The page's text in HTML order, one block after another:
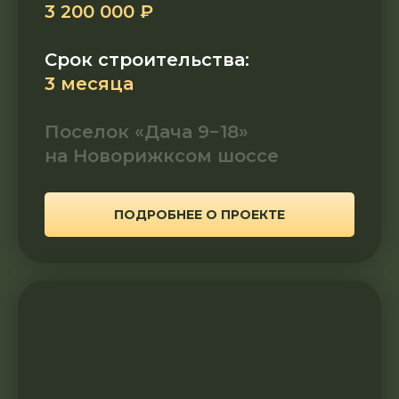
3 200 000 ₽
Срок строительства:
3 месяца
Поселок «Дача 9−18»
на Новорижксом шоссе
ПОДРОБНЕЕ О ПРОЕКТЕ